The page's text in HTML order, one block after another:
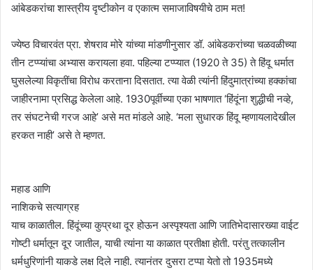
आंबेडकरांचा शास्त्रीय दृष्टीकोन व एकात्म समाजाविषयीचे ठाम मत!
ज्येष्ठ विचारवंत प्रा. शेषराव मोरे यांच्या मांडणीनुसार डॉ. आंबेडकरांच्या चळवळीच्या
तीन टप्प्यांचा अभ्यास करायला हवा. पहिल्या टप्प्यात (1920 ते 35) ते हिंदू धर्मात
घुसलेल्या विकृतींचा विरोध करताना दिसतात. त्या वेळी त्यांनी हिंदुमात्रांच्या हक्कांचा
जाहीरनामा प्रसिद्ध केलेला आहे. 1930पूर्वीच्या एका भाषणात ‘हिंदूंना शुद्धीची नव्हे,
तर संघटनेची गरज आहे’ असे मत मांडले आहे. ‘मला सुधारक हिंदू म्हणायलादेखील
हरकत नाही’ असे ते म्हणत.
महाड आणि
नाशिकचे सत्याग्रह
याच काळातील. हिंदूंच्या कुप्रथा दूर होऊन अस्पृश्यता आणि जातिभेदासारख्या वाईट
गोष्टी धर्मातून दूर जातील, याची त्यांना या काळात प्रतीक्षा होती. परंतु तत्कालीन
धर्मधुरिणांनी याकडे लक्ष दिले नाही. त्यानंतर दुसरा टप्पा येतो तो 1935मध्ये